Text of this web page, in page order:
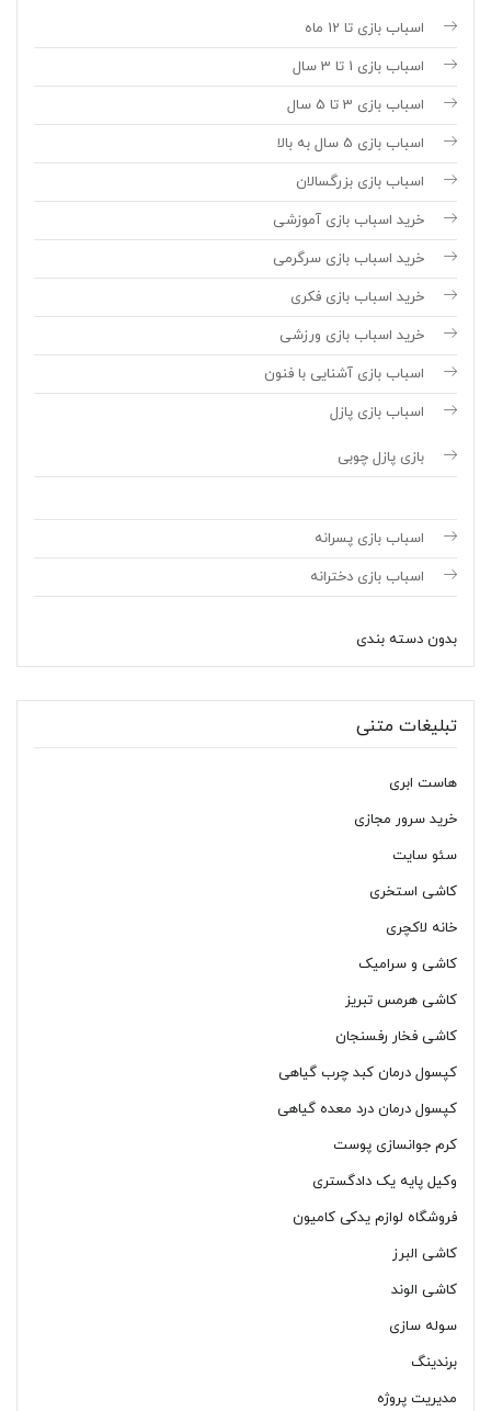
اسباب بازی تا 12 ماه
اسباب بازی 1 تا 3 سال
اسباب بازی 3 تا 5 سال
اسباب بازی 5 سال به بالا
اسباب بازی بزرگسالان
خرید اسباب بازی آموزشی
خرید اسباب بازی سرگرمی
خرید اسباب بازی فکری
خرید اسباب بازی ورزشی
اسباب بازی آشنایی با فنون
اسباب بازی پازل
بازی پازل چوبی
اسباب بازی پسرانه
اسباب بازی دخترانه
بدون دسته بندی
تبلیغات متنی
هاست ابری
خرید سرور مجازی
سئو سایت
کاشی استخری
خانه لاکچری
کاشی و سرامیک
کاشی هرمس تبریز
کاشی فخار رفسنجان
کپسول درمان کبد چرب گیاهی
کپسول درمان درد معده گیاهی
کرم جوانسازی پوست
وکیل پایه یک دادگستری
فروشگاه لوازم یدکی کامیون
کاشی البرز
کاشی الوند
سوله سازی
برندینگ
مدیریت پروژه